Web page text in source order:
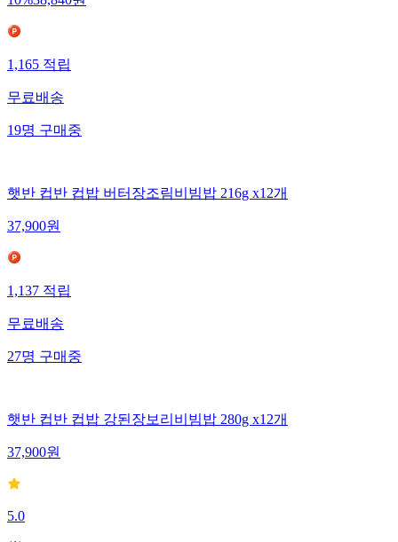
10%38,840원
1,165적립
무료배송
19명구매중
햇반 컵반 컵밥 버터장조림비빔밥 216g x12개
37,900원
1,137적립
무료배송
27명구매중
햇반 컵반 컵밥 강된장보리비빔밥 280g x12개
37,900원
5.0